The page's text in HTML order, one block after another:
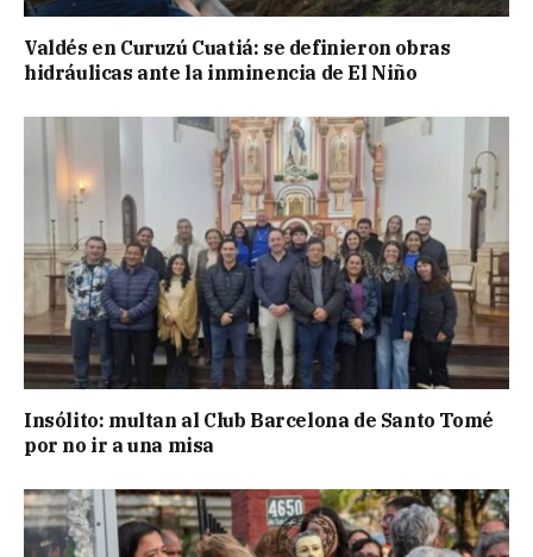
Valdés en Curuzú Cuatiá: se definieron obras
hidráulicas ante la inminencia de El Niño
Insólito: multan al Club Barcelona de Santo Tomé
por no ir a una misa